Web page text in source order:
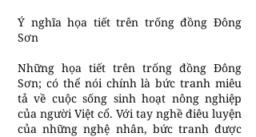
Ý nghĩa họa tiết trên trống đồng Đông
Sơn
Những họa tiết trên trống đồng Đông
Sơn; có thể nói chính là bức tranh miêu
tả về cuộc sống sinh hoạt nông nghiệp
của người Việt cổ. Với tay nghề điêu luyện
của những nghệ nhân, bức tranh được